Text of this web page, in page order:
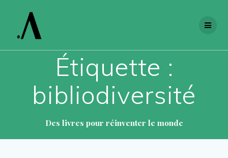
Étiquette :
bibliodiversité
Des livres pour réinventer le monde